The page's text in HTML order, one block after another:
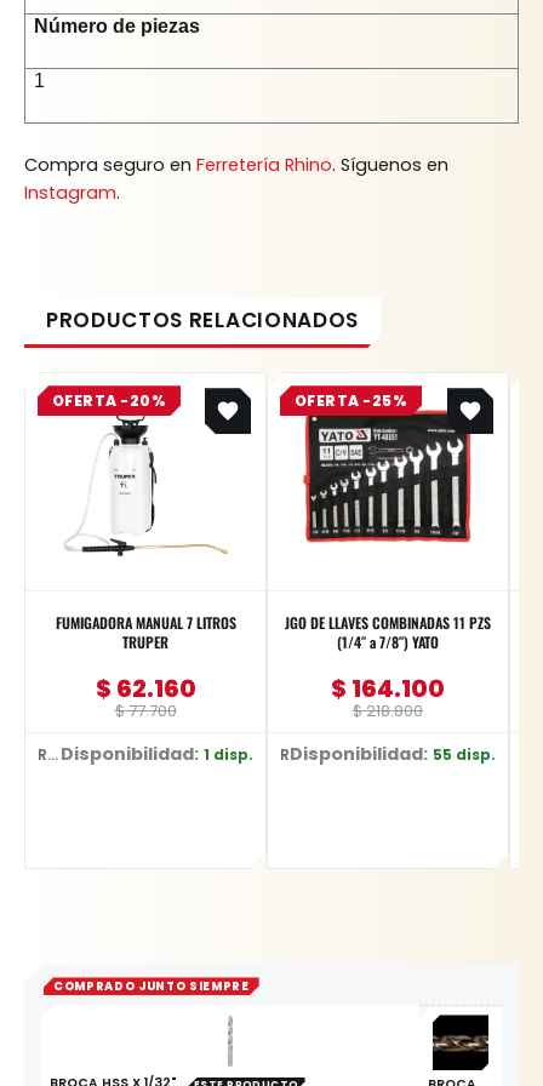
Número de piezas
1
Compra seguro en Ferretería Rhino. Síguenos en
Instagram.
OFERTA -20%
FUMIGADORA MANUAL 7 LITROS
TRUPER
$77.700
Original
price
was:
$ 77.700.
$ 62.160
Current
price
is:
$ 62.160.
Ref: 1837Disponibilidad: 1 disp.
OFERTA -25%
JGO DE LLAVES COMBINADAS 11 PZS
(1/4″ a 7/8″) YATO
$218.800
Original
price
was:
$ 218.800.
$ 164.100
Current
price
is:
$ 164.100.
Ref: YT-48851
Disponibilidad: 55 disp.
COMPRADO JUNTO SIEMPRE